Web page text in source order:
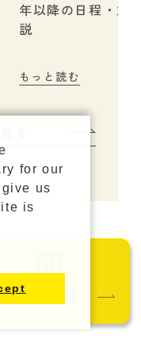
来店予約
年以降の日程・対
説
もっと読む
for our
us
is